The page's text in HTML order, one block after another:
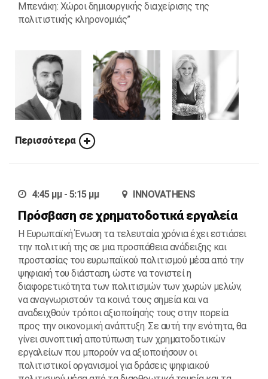
Μπενάκη: Χώροι δημιουργικής διαχείρισης της
πολιτιστικής κληρονομιάς”
Περισσότερα
4:45 μμ - 5:15 μμ INNOVATHENS
Πρόσβαση σε χρηματοδοτικά εργαλεία
Η Ευρωπαϊκή Ένωση τα τελευταία χρόνια έχει εστιάσει
την πολιτική της σε μια προσπάθεια ανάδειξης και
προστασίας του ευρωπαϊκού πολιτισμού μέσα από την
ψηφιακή του διάσταση, ώστε να τονιστεί η
διαφορετικότητα των πολιτισμών των χωρών μελών,
να αναγνωριστούν τα κοινά τους σημεία και να
αναδειχθούν τρόποι αξιοποίησής τους στην πορεία
προς την οικονομική ανάπτυξη. Σε αυτή την ενότητα, θα
γίνει συνοπτική αποτύπωση των χρηματοδοτικών
εργαλείων που μπορούν να αξιοποιήσουν οι
πολιτιστικοί οργανισμοί για δράσεις ψηφιακού